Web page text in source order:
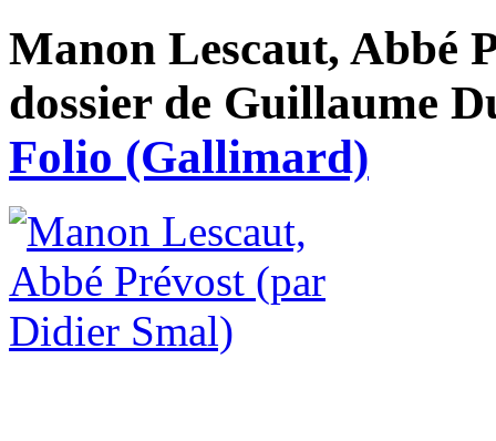
Manon Lescaut, Abbé
dossier de Guillaume
Folio (Gallimard)